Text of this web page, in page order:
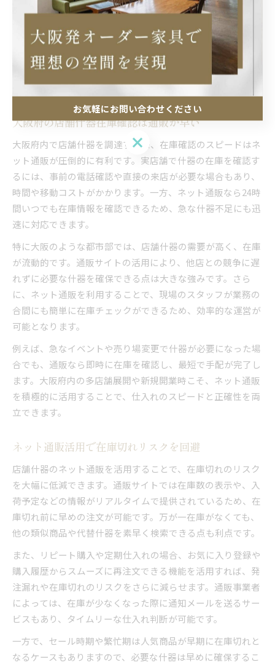
早めの注文や、必要数量を事前に確認しておくことが重要で
す。特に繁忙期やセール時期は在庫が急減する傾向があるた
め、ネット通販の在庫表示をこまめにチェックし、計画的に
仕入れを進めることをおすすめします。
大阪府の店舗什器在庫確認は通販が早い
大阪府内で店舗什器を調達する際、在庫確認のスピードはネ
ット通販が圧倒的に有利です。実店舗で什器の在庫を確認す
るには、事前の電話確認や直接の来店が必要な場合もあり、
時間や移動コストがかかります。一方、ネット通販なら24時
間いつでも在庫情報を確認できるため、急な什器不足にも迅
速に対応できます。
特に大阪のような都市部では、店舗什器の需要が高く、在庫
が流動的です。通販サイトの活用により、他店との競争に遅
れずに必要な什器を確保できる点は大きな強みです。さら
に、ネット通販を利用することで、現場のスタッフが業務の
合間にも簡単に在庫チェックができるため、効率的な運営が
可能となります。
例えば、急なイベントや売り場変更で什器が必要になった場
合でも、通販なら即時に在庫を確認し、最短で手配が完了し
ます。大阪府内の多店舗展開や新規開業時こそ、ネット通販
を積極的に活用することで、仕入れのスピードと正確性を両
立できます。
ネット通販活用で在庫切れリスクを回避
店舗什器のネット通販を活用することで、在庫切れのリスク
を大幅に低減できます。通販サイトでは在庫数の表示や、入
荷予定などの情報がリアルタイムで提供されているため、在
庫切れ前に早めの注文が可能です。万が一在庫がなくても、
他の類似商品や代替什器を素早く検索できる点も利点です。
また、リピート購入や定期仕入れの場合、お気に入り登録や
購入履歴からスムーズに再注文できる機能を活用すれば、発
注漏れや在庫切れのリスクをさらに減らせます。通販事業者
によっては、在庫が少なくなった際に通知メールを送るサー
ビスもあり、タイムリーな仕入れ判断が可能です。
一方で、セール時期や繁忙期は人気商品が早期に在庫切れと
なるケースもありますので、必要な什器は早めに確保するこ
お気軽にお問い合わせください
お気軽にお問い合わせください